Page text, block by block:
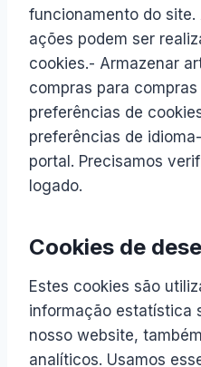
funcionamento do
ações podem ser
cookies.- Armazenar
compras para
preferências de
preferências de
portal. Precisamos
logado.
Cookies de
Estes cookies são
informação estatística
nosso website,
analíticos. Usamos